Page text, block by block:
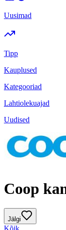
Uusimad
Tipp
Kauplused
Kategooriad
Lahtiolekuajad
Uudised
Coop
Jälgi